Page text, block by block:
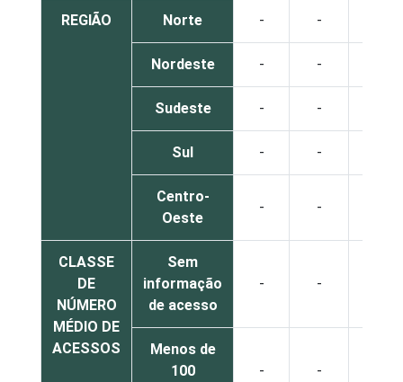
REGIÃO Norte - -
Nordeste - -
Sudeste - -
Sul - -
Centro-
Oeste
- -
CLASSE
DE
NÚMERO
MÉDIO DE
ACESSOS
Sem
informação
de acesso
- -
Menos de
100
- -